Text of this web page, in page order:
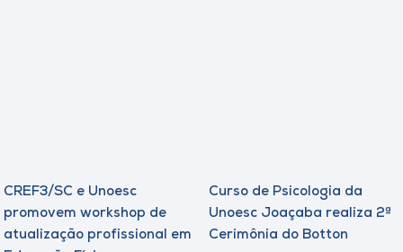
CREF3/SC e Unoesc
promovem workshop de
atualização profissional em
Curso de Psicologia da
Unoesc Joaçaba realiza 2ª
Cerimônia do Botton